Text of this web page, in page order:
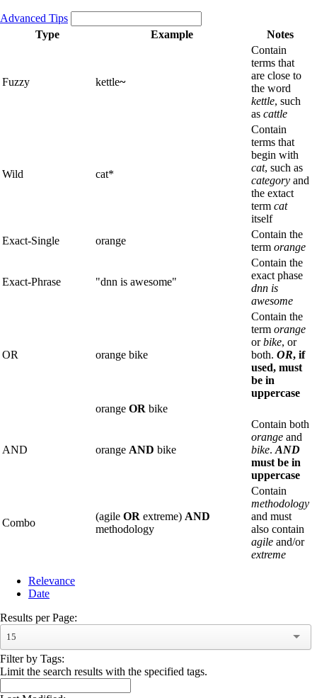
Advanced Tips
Type
Example Notes
Fuzzy kettle~
Contain
terms that
are close to
the word
kettle, such
as cattle
Wild cat*
Contain
terms that
begin with
cat, such as
category and
the extact
term cat
itself
Exact-Single
orange
Contain the
term orange
Exact-Phrase "dnn is awesome"
Contain the
exact phase
dnn is
awesome
OR orange bike
Contain the
term orange
orbike, or
both. OR, if
used, must
be in
uppercase
orange OR bike
AND orange AND bike
Contain both
orange and
bike. AND
must be in
uppercase
Combo
(agile OR extreme) AND
methodology
Contain
methodology
and must
also contain
agile and/or
extreme
Relevance
Date
Results per Page:
15
Filter by Tags:
Limit the search results with the specified tags.